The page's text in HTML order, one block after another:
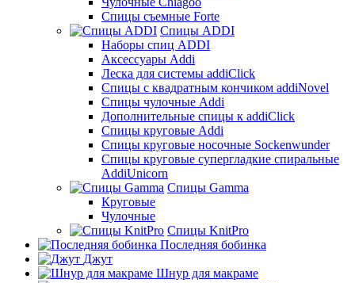
Спицы съемные Forte
Спицы ADDI
Наборы спиц ADDI
Аксессуары Addi
Леска для системы addiClick
Спицы с квадратным кончиком addiNovel
Спицы чулочные Addi
Дополнительные спицы к addiClick
Спицы круговые Addi
Спицы круговые носочные Sockenwunder
Спицы круговые супергладкие спиральные
AddiUnicorn
Спицы Gamma
Круговые
Чулочные
Спицы KnitPro
Последняя бобинка
Джут
Шнур для макраме